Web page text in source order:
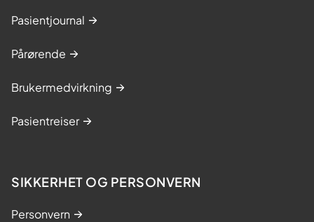
Pasientjournal
Pårørende
Brukermedvirkning
Pasientreiser
SIKKERHET OG PERSONVERN
Personvern